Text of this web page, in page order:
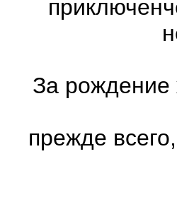
За рождение
прежде